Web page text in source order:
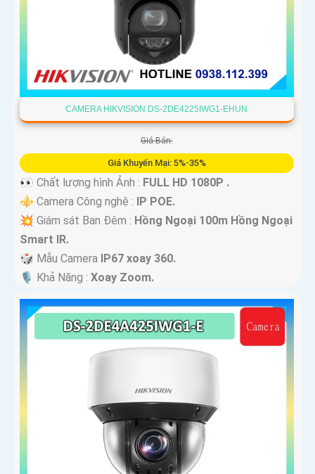
CAMERA HIKVISION DS-2DE4225IWG1-EHUN
Giá Bán:
Giá Khuyến Mại: 5%-35%
️
👀 Chất lượng hình Ảnh : FULL HD 1080P .
⚜️ Camera Công nghệ : IP POE.
💥 Giám sát Ban Đêm : Hồng Ngoại 100m Hồng Ngoại
Smart IR.
🎲 Mẫu Camera IP67 xoay 360.
️🎙 Khả Năng : Xoay Zoom.